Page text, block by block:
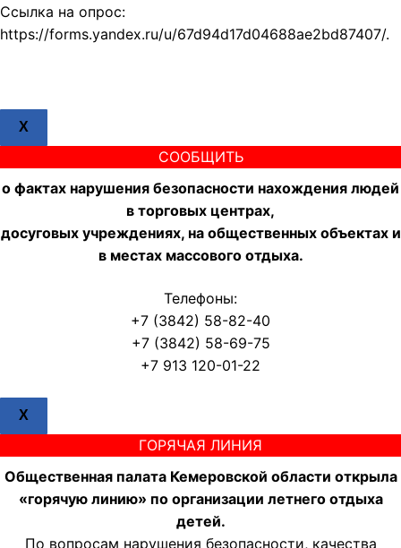
Ссылка на опрос:
https://forms.yandex.ru/u/67d94d17d04688ae2bd87407/.
X
СООБЩИТЬ
о фактах нарушения безопасности нахождения людей
в торговых центрах,
досуговых учреждениях, на общественных объектах и
в местах массового отдыха.
Телефоны:
+7 (3842) 58-82-40
+7 (3842) 58-69-75
+7 913 120-01-22
X
ГОРЯЧАЯ ЛИНИЯ
Общественная палата Кемеровской области открыла
«горячую линию» по организации летнего отдыха
детей.
По вопросам нарушения безопасности, качества